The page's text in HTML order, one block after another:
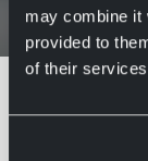
may combine it
provided to
of their
Home